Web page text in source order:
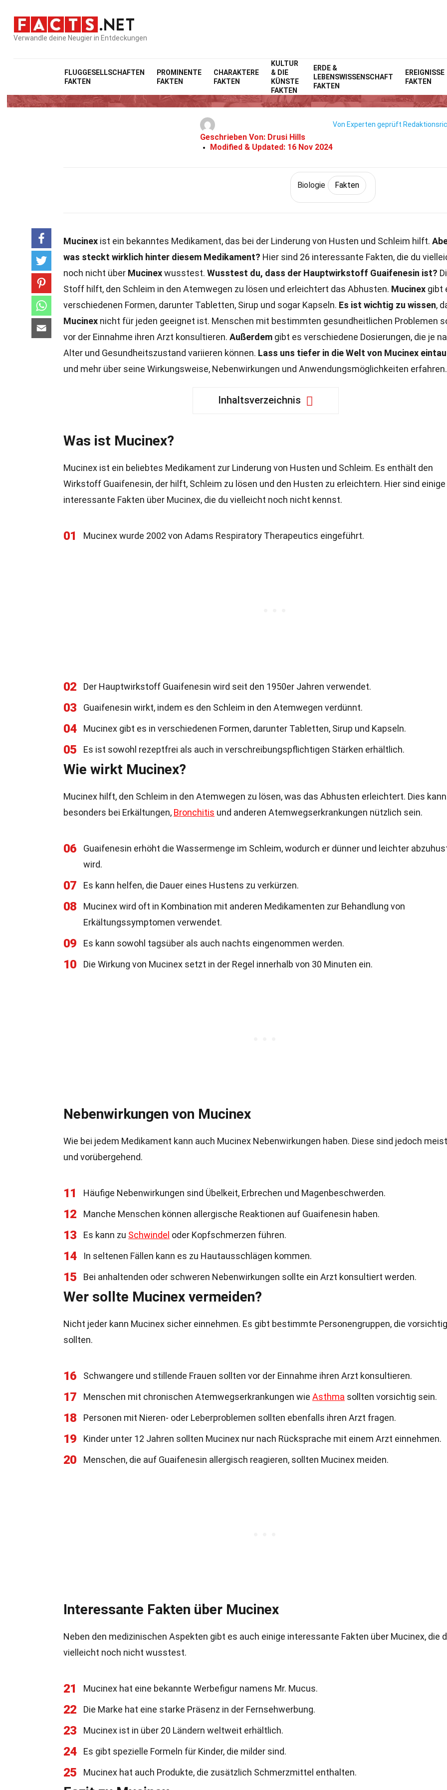
Verwandle deine Neugier in Entdeckungen
FLUGGESELLSCHAFTEN
FAKTEN
PROMINENTE
FAKTEN
CHARAKTERE
FAKTEN
KULTUR
& DIE
KÜNSTE
FAKTEN
ERDE &
LEBENSWISSENSCHAFT
FAKTEN
EREIGNISSE
FAKTEN
Home Erde & Lebenswissenschaft BiologieFakten
26 Fakten Über Mucin
Geschrieben Von: Drusi Hills
Modified & Updated: 16 Nov 2024
Von Experten geprüft
Biologie Fakten
Mucinex ist ein bekanntes Medikament, das bei der Linderung von Husten und Schleim hilft.
was steckt wirklich hinter diesem Medikament? Hier sind 26 interessante Fakten, die du
noch nicht über Mucinexwusstest. Wusstest du, dass der Hauptwirkstoff Guaifenesin ist?
Stoff hilft, den Schleim in den Atemwegen zu lösen und erleichtert das Abhusten. Mucinex gibt
verschiedenen Formen, darunter Tabletten, Sirup und sogar Kapseln. Es ist wichtig zu wissen,
Mucinex nicht für jeden geeignet ist. Menschen mit bestimmten gesundheitlichen Problemen
vor der Einnahme ihren Arzt konsultieren. Außerdem gibt es verschiedene Dosierungen, die je
Alter und Gesundheitszustand variieren können. Lass uns tiefer in die Welt von Mucinex
und mehr über seine Wirkungsweise, Nebenwirkungen und Anwendungsmöglichkeiten erfahren.
Inhaltsverzeichnis
Was ist Mucinex?
Mucinex ist ein beliebtes Medikament zur Linderung von Husten und Schleim. Es enthält den
Wirkstoff Guaifenesin, der hilft, Schleim zu lösen und den Husten zu erleichtern. Hier sind einige
interessante Fakten über Mucinex, die du vielleicht noch nicht kennst.
01 Mucinex wurde 2002 von Adams Respiratory Therapeutics eingeführt.
02 Der Hauptwirkstoff Guaifenesin wird seit den 1950er Jahren verwendet.
03 Guaifenesin wirkt, indem es den Schleim in den Atemwegen verdünnt.
04 Mucinex gibt es in verschiedenen Formen, darunter Tabletten, Sirup und Kapseln.
05 Es ist sowohl rezeptfrei als auch in verschreibungspflichtigen Stärken erhältlich.
Wie wirkt Mucinex?
Mucinex hilft, den Schleim in den Atemwegen zu lösen, was das Abhusten erleichtert. Dies kann
besonders bei Erkältungen, Bronchitis und anderen Atemwegserkrankungen nützlich sein.
06
Guaifenesin erhöht die Wassermenge im Schleim, wodurch er dünner und leichter
wird.
07 Es kann helfen, die Dauer eines Hustens zu verkürzen.
08
Mucinex wird oft in Kombination mit anderen Medikamenten zur Behandlung von
Erkältungssymptomen verwendet.
09 Es kann sowohl tagsüber als auch nachts eingenommen werden.
10 Die Wirkung von Mucinex setzt in der Regel innerhalb von 30 Minuten ein.
Nebenwirkungen von Mucinex
Wie bei jedem Medikament kann auch Mucinex Nebenwirkungen haben. Diese sind jedoch
und vorübergehend.
11 Häufige Nebenwirkungen sind Übelkeit, Erbrechen und Magenbeschwerden.
12 Manche Menschen können allergische Reaktionen auf Guaifenesin haben.
13 Es kann zu Schwindel oder Kopfschmerzen führen.
14 In seltenen Fällen kann es zu Hautausschlägen kommen.
15 Bei anhaltenden oder schweren Nebenwirkungen sollte ein Arzt konsultiert werden.
Wer sollte Mucinex vermeiden?
Nicht jeder kann Mucinex sicher einnehmen. Es gibt bestimmte Personengruppen, die
sollten.
16 Schwangere und stillende Frauen sollten vor der Einnahme ihren Arzt konsultieren.
17 Menschen mit chronischen Atemwegserkrankungen wie Asthma sollten vorsichtig sein.
18 Personen mit Nieren- oder Leberproblemen sollten ebenfalls ihren Arzt fragen.
19 Kinder unter 12 Jahren sollten Mucinex nur nach Rücksprache mit einem Arzt einnehmen.
20 Menschen, die auf Guaifenesin allergisch reagieren, sollten Mucinex meiden.
Interessante Fakten über Mucinex
Neben den medizinischen Aspekten gibt es auch einige interessante Fakten über Mucinex, die
vielleicht noch nicht wusstest.
21 Mucinex hat eine bekannte Werbefigur namens Mr. Mucus.
22 Die Marke hat eine starke Präsenz in der Fernsehwerbung.
23 Mucinex ist in über 20 Ländern weltweit erhältlich.
24 Es gibt spezielle Formeln für Kinder, die milder sind.
25 Mucinex hat auch Produkte, die zusätzlich Schmerzmittel enthalten.